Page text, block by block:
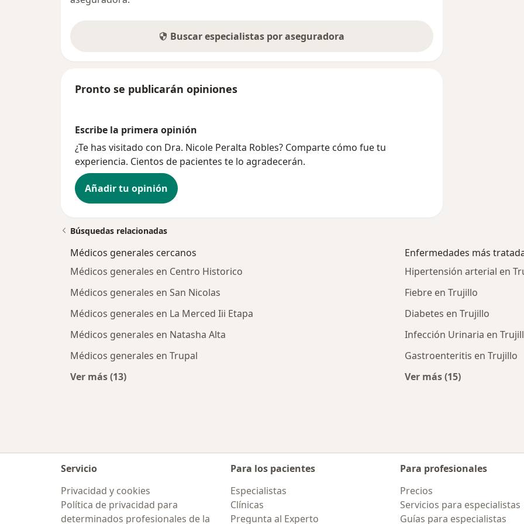
Buscar especialistas por aseguradora
Pronto se publicarán opiniones
Escribe la primera opinión
¿Te has visitado con Dra. Nicole Peralta Robles? Comparte cómo fue tu
experiencia. Cientos de pacientes te lo agradecerán.
Añadir tu opinión
Búsquedas relacionadas
Médicos generales cercanos
Médicos generales en Centro Historico
Médicos generales en San Nicolas
Médicos generales en La Merced Iii Etapa
Médicos generales en Natasha Alta
Médicos generales en Trupal
Ver más (13)
Enfermedades más
Hipertensión arterial en
Fiebre en Trujillo
Diabetes en Trujillo
Infección Urinaria en
Gastroenteritis en Trujillo
Ver más (15)
Servicio
Privacidad y cookies
Política de privacidad para
determinados profesionales de la
Para los pacientes
Especialistas
Clínicas
Pregunta al Experto
Para profesionales
Precios
Servicios para especialistas
Guías para especialistas